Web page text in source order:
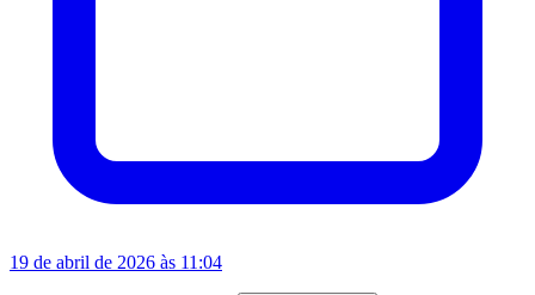
19 de abril de 2026 às 11:04